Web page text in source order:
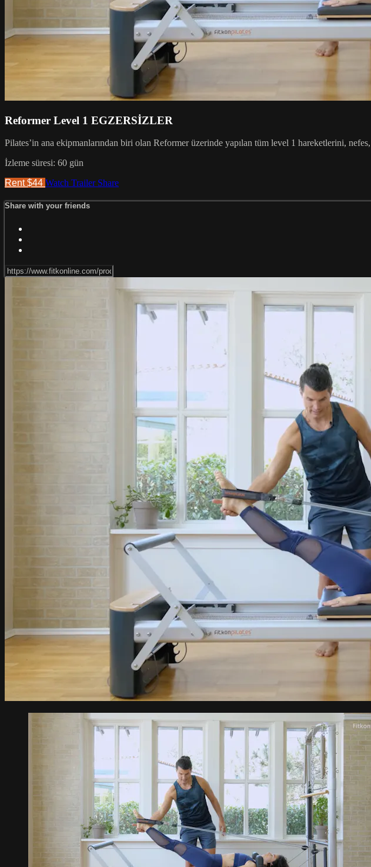
Reformer Level 1 EGZERSİZLER
Pilates’in ana ekipmanlarından biri olan Reformer üzerinde yapılan tüm level 1 hareketlerini,
İzleme süresi: 60 gün
Rent $44 Watch Trailer Share
Share with your friends